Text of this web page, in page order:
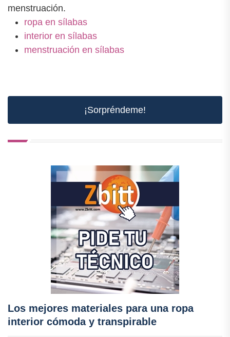
menstruación.
ropa en sílabas
interior en sílabas
menstruación en sílabas
¡Sorpréndeme!
Los mejores materiales para una ropa
interior cómoda y transpirable